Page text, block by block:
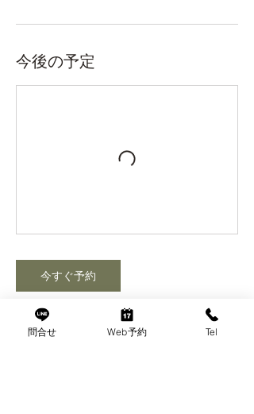
今後の予定
今すぐ予約
問合せ Web予約 Tel